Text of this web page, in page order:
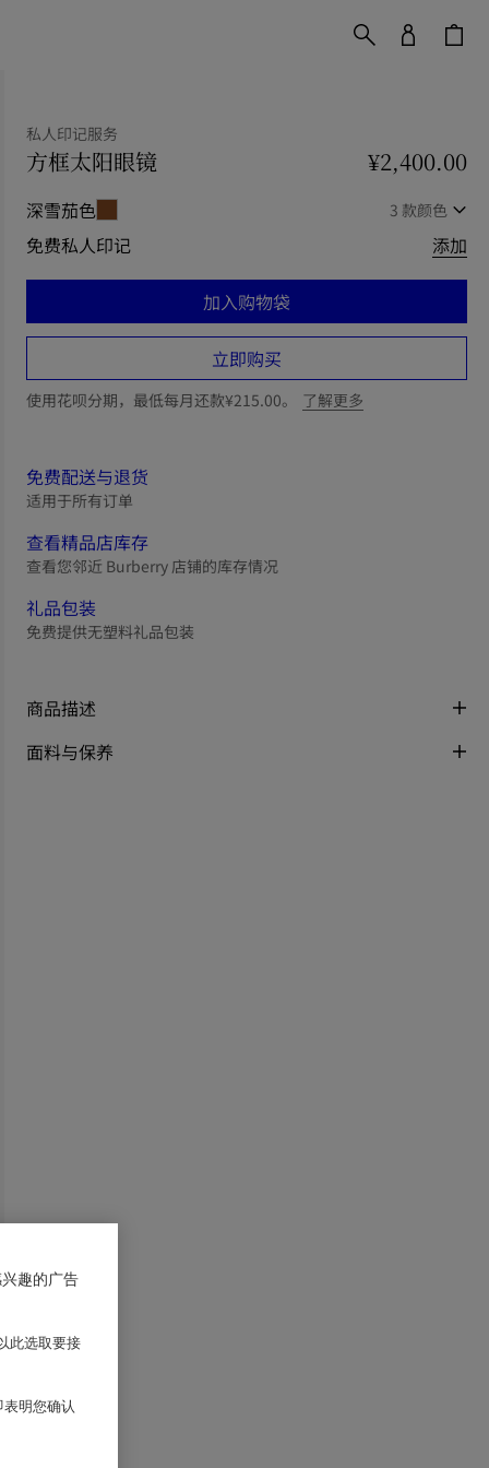
私人印记服务
方框太阳眼镜 私人印记服务
¥2,400.00
深雪茄色 3 款颜色
免费私人印记 添加
加入购物袋
立即购买
使用花呗分期，最低每月还款¥215.00。 了解更多
免费配送与退货
适用于所有订单
查看精品店库存
查看您邻近 Burberry 店铺的库存情况
礼品包装
免费提供无塑料礼品包装
商品描述
面料与保养
趣的广告
此选取要接
明您确认